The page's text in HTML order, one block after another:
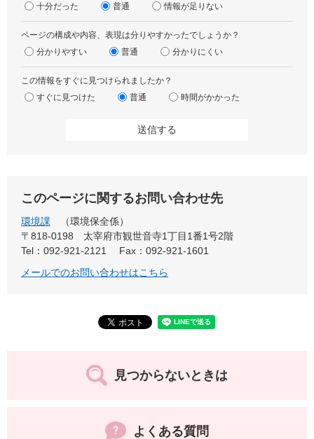
十分だった
普通 情報が足りない
ページの構成や内容、表現は分りやすかったでしょうか？
分かりやすい
普通 分かりにくい
この情報をすぐに見つけられましたか？
すぐに見つけた
普通 時間がかかった
このページに関するお問い合わせ先
環境課
環境保全係
〒818-0198
太宰府市観世音寺1丁目1番1号2階
Tel：092-921-2121
Fax：092-921-1601
メールでのお問い合わせはこちら
見つからないときは
よくある質問